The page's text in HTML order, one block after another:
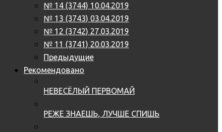
№ 14 (3744) 10.04.2019
№ 13 (3743) 03.04.2019
№ 12 (3742) 27.03.2019
№ 11 (3741) 20.03.2019
Предыдущие
Рекомендовано
НЕВЕСЁЛЫЙ ПЕРВОМАЙ
РЕЖЕ ЗНАЕШЬ, ЛУЧШЕ СПИШЬ